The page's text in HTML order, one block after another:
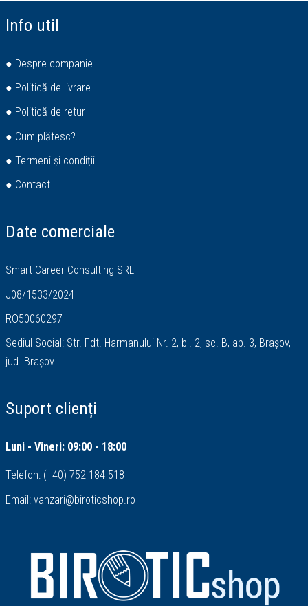
Info util
● Despre companie
● Politică de livrare
● Politică de retur
● Cum plătesc?
● Termeni și condiții
● Contact
Date comerciale
Smart Career Consulting SRL
J08/1533/2024
RO50060297
Sediul Social: Str. Fdt. Harmanului Nr. 2, bl. 2, sc. B, ap. 3, Brașov,
jud. Brașov
Suport clienți
Luni - Vineri: 09:00 - 18:00
Telefon: (+40) 752-184-518
Email: vanzari@biroticshop.ro